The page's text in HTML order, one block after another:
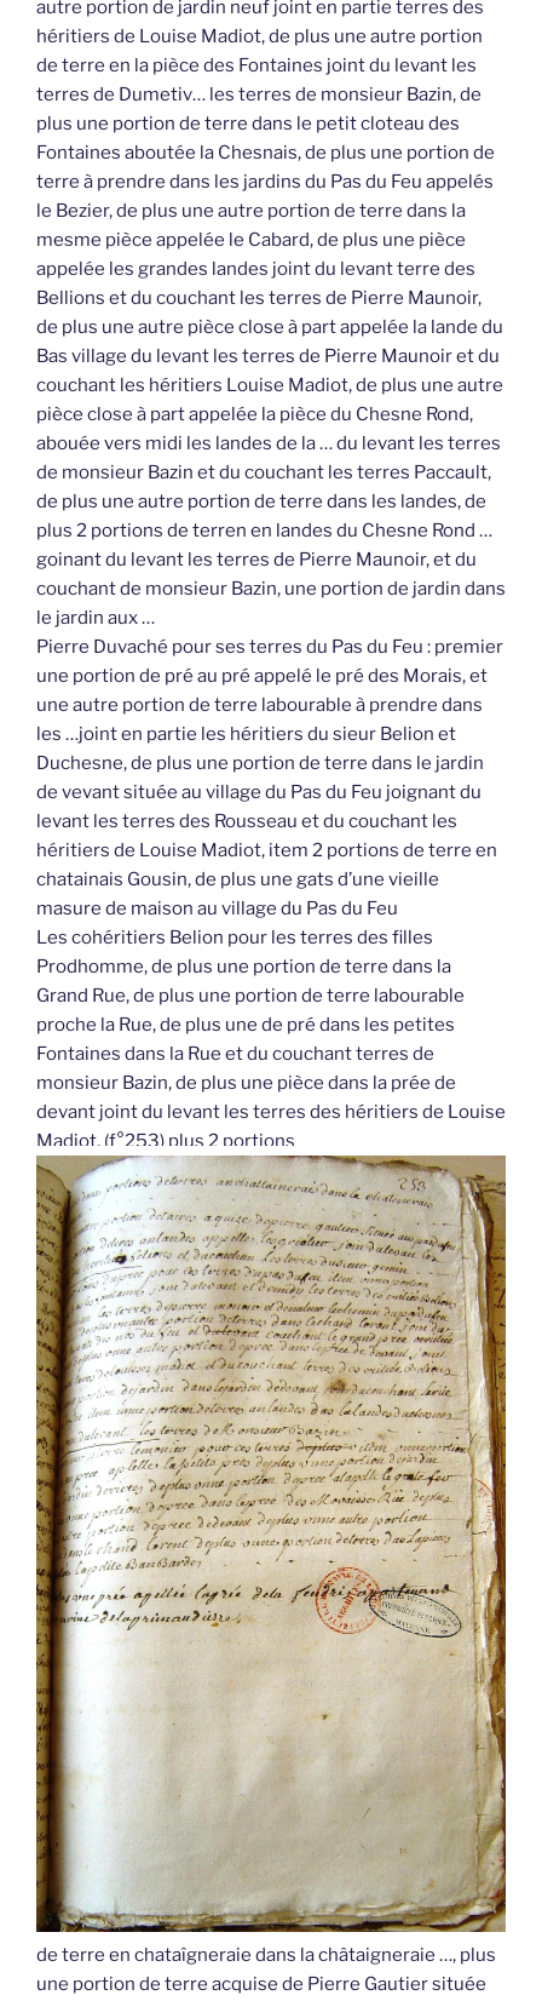
autre portion de jardin neuf joint en partie terres des
héritiers de Louise Madiot, de plus une autre portion
de terre en la pièce des Fontaines joint du levant les
terres de Dumetiv… les terres de monsieur Bazin, de
plus une portion de terre dans le petit cloteau des
Fontaines aboutée la Chesnais, de plus une portion de
terre à prendre dans les jardins du Pas du Feu appelés
le Bezier, de plus une autre portion de terre dans la
mesme pièce appelée le Cabard, de plus une pièce
appelée les grandes landes joint du levant terre des
Bellions et du couchant les terres de Pierre Maunoir,
de plus une autre pièce close à part appelée la lande du
Bas village du levant les terres de Pierre Maunoir et du
couchant les héritiers Louise Madiot, de plus une autre
pièce close à part appelée la pièce du Chesne Rond,
abouée vers midi les landes de la … du levant les terres
de monsieur Bazin et du couchant les terres Paccault,
de plus une autre portion de terre dans les landes, de
plus 2 portions de terren en landes du Chesne Rond …
goinant du levant les terres de Pierre Maunoir, et du
couchant de monsieur Bazin, une portion de jardin dans
le jardin aux …
Pierre Duvaché pour ses terres du Pas du Feu : premier
une portion de pré au pré appelé le pré des Morais, et
une autre portion de terre labourable à prendre dans
les …joint en partie les héritiers du sieur Belion et
Duchesne, de plus une portion de terre dans le jardin
de vevant située au village du Pas du Feu joignant du
levant les terres des Rousseau et du couchant les
héritiers de Louise Madiot, item 2 portions de terre en
chatainais Gousin, de plus une gats d’une vieille
masure de maison au village du Pas du Feu
Les cohéritiers Belion pour les terres des filles
Prodhomme, de plus une portion de terre dans la
Grand Rue, de plus une portion de terre labourable
proche la Rue, de plus une de pré dans les petites
Fontaines dans la Rue et du couchant terres de
monsieur Bazin, de plus une pièce dans la prée de
devant joint du levant les terres des héritiers de Louise
Madiot, (f°253) plus 2 portions
de terre en chataîgneraie dans la châtaigneraie …, plus
une portion de terre acquise de Pierre Gautier située